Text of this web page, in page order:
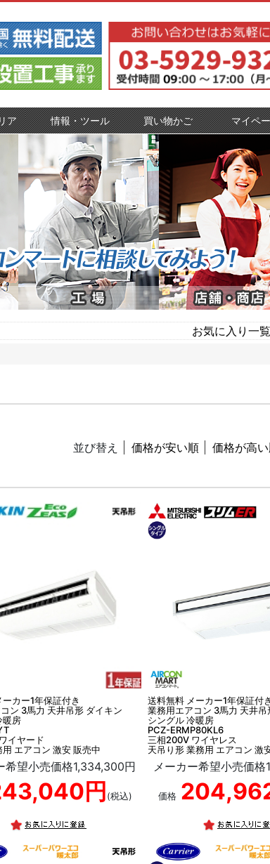
ア 情報・ツール 買い物かご マイペ
お気に入り一覧
並び替え 価格が安い順 価格が高
カー1年保証付き
ン 3馬力 天井吊形 ダイキン
暖房
イヤード
用 エアコン 激安 販売中
希望小売価格1,334,300円
円 (税込)
送料無料 メーカー1年保証付き
業務用エアコン 3馬力 天井吊
シングル 冷暖房
PCZ-ERMP80KL6
三相200V ワイヤレス
天吊り形 業務用 エアコン 激
メーカー希望小売価
価格